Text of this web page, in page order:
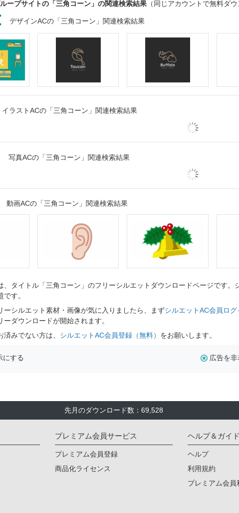
ープサイトの「三角コーン」の関連検索結果 （同じアカウントで無料ダ
デザインACの「三角コーン」関連検索結果
イラストACの「三角コーン」関連検索結果
写真ACの「三角コーン」関連検索結果
動画ACの「三角コーン」関連検索結果
、タイトル「三角コーン」のフリーシルエットダウンロードページです
す。
ーシルエット素材・画像が気に入りましたら、まずシルエットAC会員ログ
ーダウンロードが開始されます。
みでない方は、 シルエットAC会員登録（無料） をお願いします。
にする 広告を
先月のダウンロード数：69,528
プレミアム会員サービス
プレミアム会員登録
商品化ライセンス
ヘルプ＆ガイド
ヘルプ
利用規約
プレミアム会員